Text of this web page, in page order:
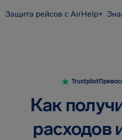
Защита рейсов с AirHelp+
Trustpilot
Как
расходов